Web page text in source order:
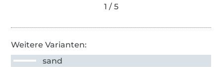
Weitere Varianten:
sand